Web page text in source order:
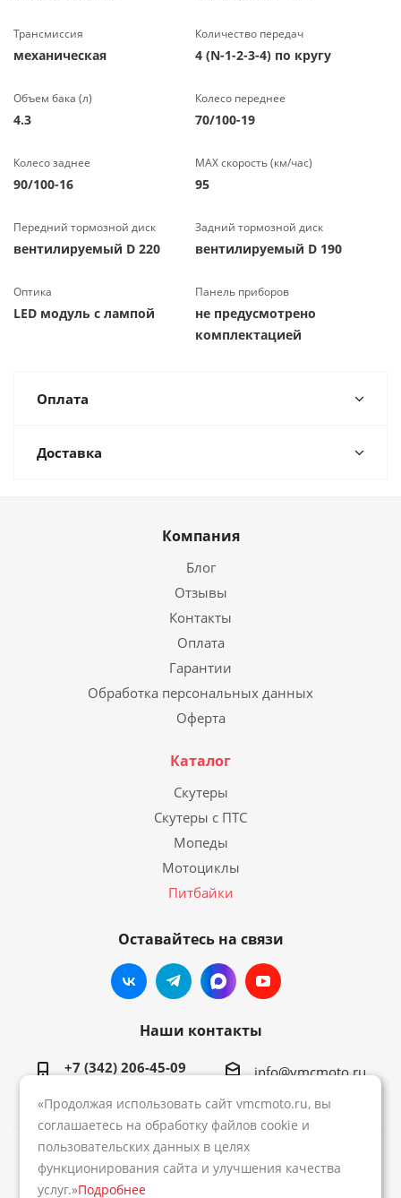
Трансмиссия
механическая
Количество передач
4 (N-1-2-3-4) по кругу
Объем бака (л)
4.3
Колесо переднее
70/100-19
Колесо заднее
90/100-16
МАХ скорость (км/час)
95
Передний тормозной диск
вентилируемый D 220
Задний тормозной диск
вентилируемый D 190
Оптика
LED модуль с лампой
Панель приборов
не предусмотрено
комплектацией
Оплата
Доставка
Компания
Блог
Отзывы
Контакты
Оплата
Гарантии
Обработка персональных данных
Оферта
Каталог
Скутеры
Скутеры с ПТС
Мопеды
Мотоциклы
Питбайки
Оставайтесь на связи
Наши контакты
+7 (342) 206-45-09 info@vmcmoto.ru
2026 © Интернет-магазин VMC
«Продолжая использовать сайт vmcmoto.ru, вы
соглашаетесь на обработку файлов cookie и
пользовательских данных в целях
функционирования сайта и улучшения качества
услуг.»Подробнее